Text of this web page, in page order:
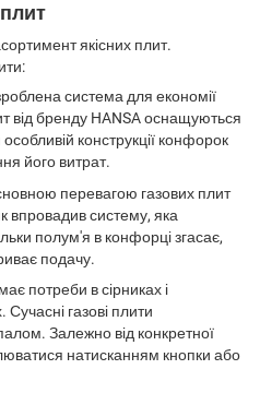
якісних плит.
система для економії
від бренду HANSA оснащуються
конструкції конфорок
його витрат.
перевагою газових плит
впровадив систему, яка
полум'я в конфорці згасає,
подачу.
потреби в сірниках і
газові плити
Залежно від конкретної
натисканням кнопки або